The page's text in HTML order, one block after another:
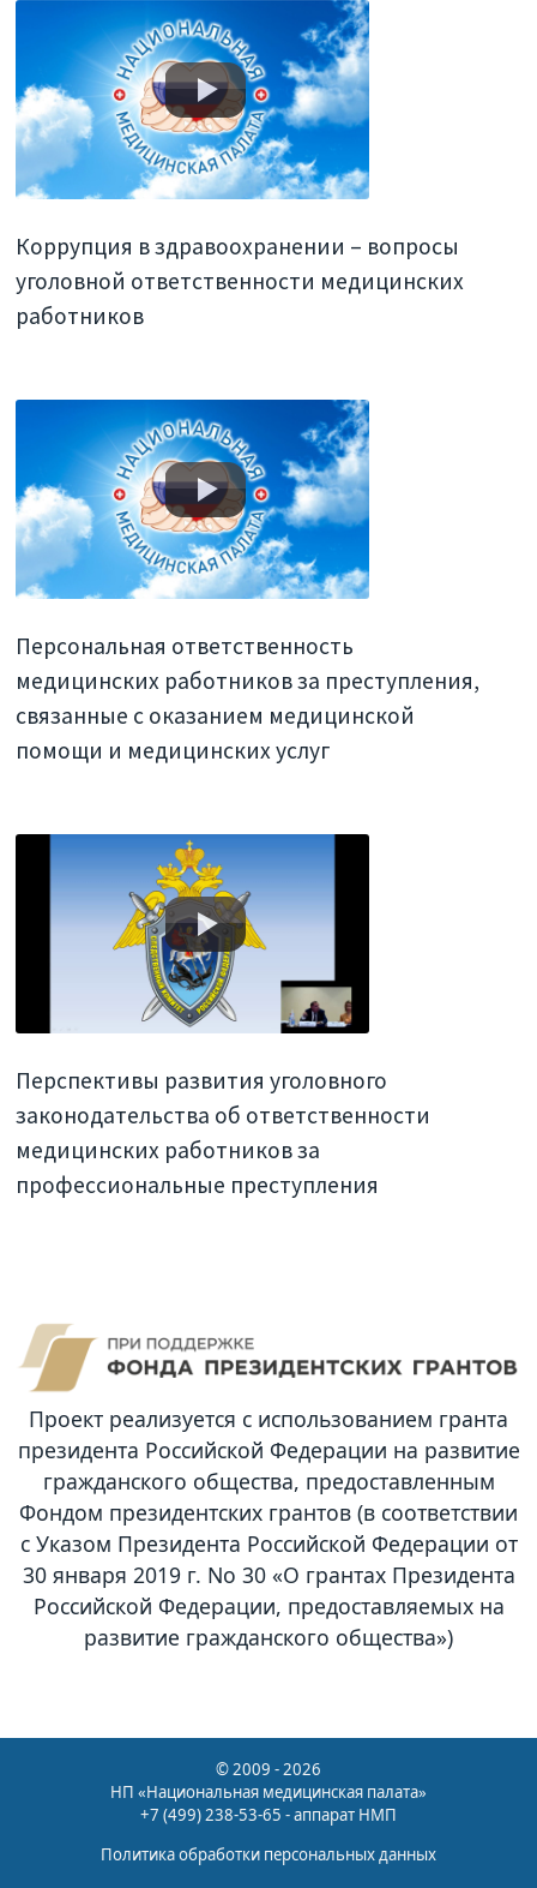
Коррупция в здравоохранении – вопросы
уголовной ответственности медицинских
работников
Персональная ответственность
медицинских работников за преступления,
связанные с оказанием медицинской
помощи и медицинских услуг
Перспективы развития уголовного
законодательства об ответственности
медицинских работников за
профессиональные преступления
Проект реализуется с использованием гранта
президента Российской Федерации на развитие
гражданского общества, предоставленным
Фондом президентских грантов (в соответствии
с Указом Президента Российской Федерации от
30 января 2019 г. No 30 «О грантах Президента
Российской Федерации, предоставляемых на
развитие гражданского общества»)
© 2009 - 2026
НП «Национальная медицинская палата»
+7 (499) 238-53-65 - аппарат НМП
Политика обработки персональных данных